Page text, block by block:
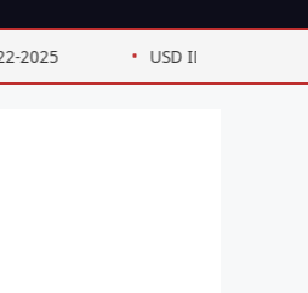
USD IDR 2026: Dampak